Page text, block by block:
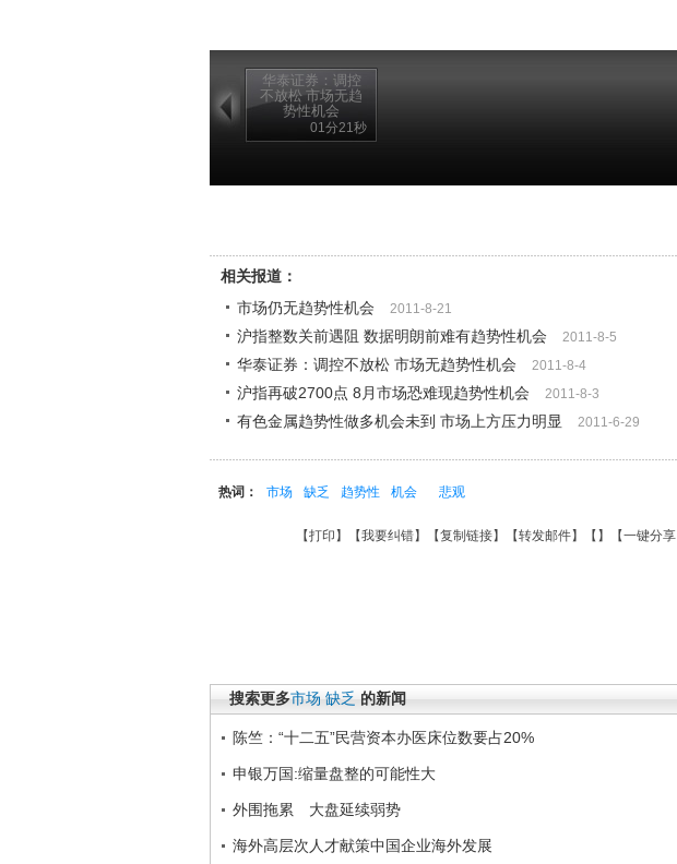
华泰证券：调控
不放松 市场无趋
势性机会
01分21秒
相关报道：
市场仍无趋势性机会
2011-8-21
沪指整数关前遇阻 数据明朗前难有趋势性机会 2011-8-5
华泰证券：调控不放松 市场无趋势性机会 2011-8-4
沪指再破2700点 8月市场恐难现趋势性机会 2011-8-3
有色金属趋势性做多机会未到 市场上方压力明显 2011-6-29
热词： 市场 缺乏 趋势性 机会 悲观
【打印 】【我要纠错】【复制链接】【转发邮件】【 】 【一键分享
搜索更多市场 缺乏 的新闻
陈竺：“十二五”民营资本办医床位数要占20%
申银万国:缩量盘整的可能性大
外围拖累 大盘延续弱势
海外高层次人才献策中国企业海外发展